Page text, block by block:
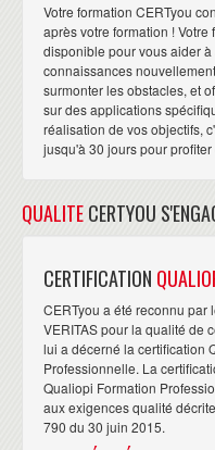
Votre formation CERTyou
après votre formation ! Votre
disponible pour vous aider
connaissances
surmonter les obstacles, et
sur des applications
réalisation de vos objectifs,
jusqu'à 30 jours pour
QUALITECERTYOU
CERTIFICATION
CERTyou a été reconnu par
VERITAS pour la qualité de
lui a décerné la certification
Professionnelle. La
Qualiopi Formation
aux exigences qualité
790 du 30 juin 2015.